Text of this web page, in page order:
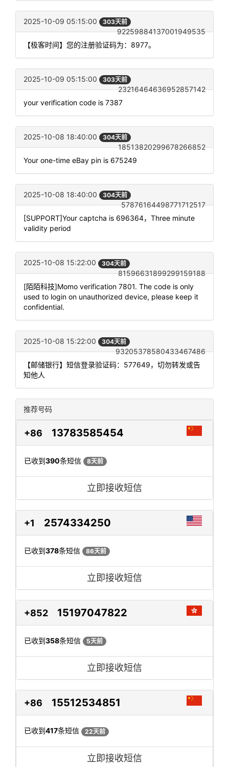
2025-10-09 05:15:00 303天前
92259884137001949535
【极客时间】您的注册验证码为：8977。
2025-10-09 05:15:00 303天前
23216464636952857142
your verification code is 7387
2025-10-08 18:40:00 304天前
18513820299678266852
Your one-time eBay pin is 675249
2025-10-08 18:40:00 304天前
57876164498771712517
[SUPPORT]Your captcha is 696364，Three minute
validity period
2025-10-08 15:22:00 304天前
81596631899299159188
[陌陌科技]Momo verification 7801. The code is only
used to login on unauthorized device, please keep it
confidential.
2025-10-08 15:22:00 304天前
93205378580433467486
【邮储银行】短信登录验证码：577649，切勿转发或告
知他人
推荐号码
+86 13783585454
已收到390条短信 8天前
立即接收短信
+1 2574334250
已收到378条短信 86天前
立即接收短信
+852 15197047822
已收到358条短信 5天前
立即接收短信
+86 15512534851
已收到417条短信 22天前
立即接收短信